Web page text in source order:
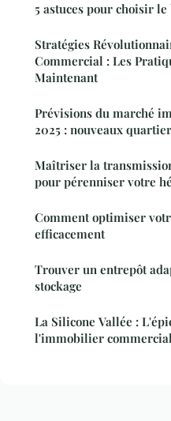
5 astuces pour choisir
Stratégies
Commercial : Les
Maintenant
Prévisions du marché
2025 : nouveaux
Maîtriser la
pour pérenniser votre
Comment optimiser
efficacement
Trouver un entrepôt
stockage
La Silicone Vallée :
l'immobilier commercial